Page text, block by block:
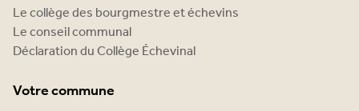
Le collège des bourgmestre et échevins
Le conseil communal
Déclaration du Collège Échevinal
Votre commune